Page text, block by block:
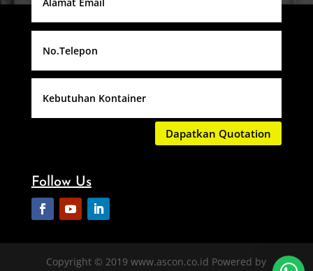
Dapatkan Quotation
Follow Us
Copyright © 2019 www.ascon.co.id Powered by